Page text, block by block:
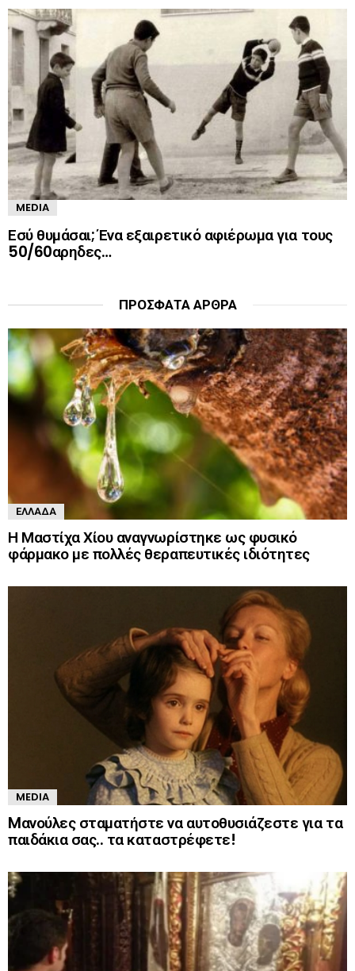
MEDIA
Εσύ θυμάσαι; Ένα εξαιρετικό αφιέρωμα για τους
50/60αρηδες…
ΠΡΌΣΦΑΤΑ ΆΡΘΡΑ
ΕΛΛΆΔΑ
Η Μαστίχα Χίου αναγνωρίστηκε ως φυσικό
φάρμακο με πολλές θεραπευτικές ιδιότητες
MEDIA
Mανούλες σταματήστε να αυτοθυσιάζεστε για τα
παιδάκια σας.. τα καταστρέφετε!